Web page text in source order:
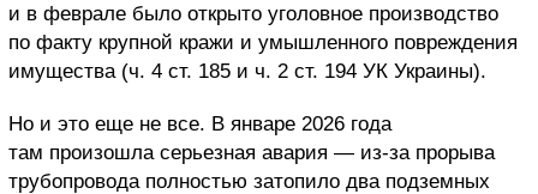
и в феврале было открыто уголовное производство
по факту крупной кражи и умышленного повреждения
имущества (ч. 4 ст. 185 и ч. 2 ст. 194 УК Украины).
Но и это еще не все. В январе 2026 года
там произошла серьезная авария — из-за прорыва
трубопровода полностью затопило два подземных